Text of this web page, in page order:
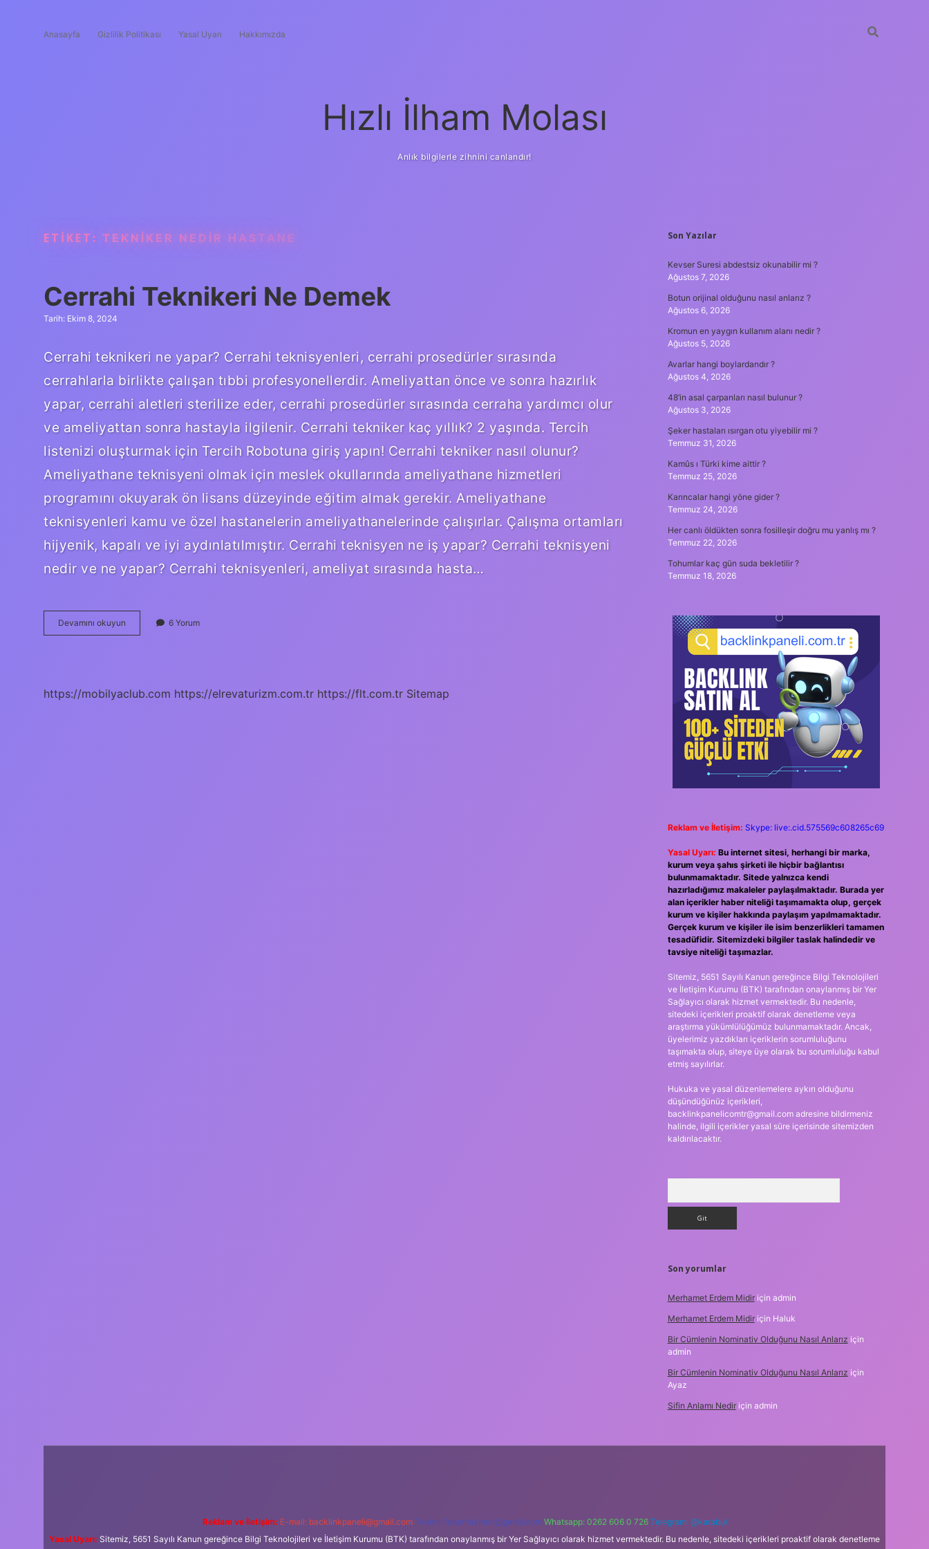
Anasayfa Gizlilik Politikası Yasal Uyarı Hakkımızda
Hızlı İlham Molası
Anlık bilgilerle zihnini canlandır!
ETIKET: TEKNIKER NEDIR HASTANE
Cerrahi Teknikeri Ne Demek
Tarih: Ekim 8, 2024
Cerrahi teknikeri ne yapar? Cerrahi teknisyenleri, cerrahi prosedürler sırasında
cerrahlarla birlikte çalışan tıbbi profesyonellerdir. Ameliyattan önce ve sonra hazırlık
yapar, cerrahi aletleri sterilize eder, cerrahi prosedürler sırasında cerraha yardımcı olur
ve ameliyattan sonra hastayla ilgilenir. Cerrahi tekniker kaç yıllık? 2 yaşında. Tercih
listenizi oluşturmak için Tercih Robotuna giriş yapın! Cerrahi tekniker nasıl olunur?
Ameliyathane teknisyeni olmak için meslek okullarında ameliyathane hizmetleri
programını okuyarak ön lisans düzeyinde eğitim almak gerekir. Ameliyathane
teknisyenleri kamu ve özel hastanelerin ameliyathanelerinde çalışırlar. Çalışma ortamları
hijyenik, kapalı ve iyi aydınlatılmıştır. Cerrahi teknisyen ne iş yapar? Cerrahi teknisyeni
nedir ve ne yapar? Cerrahi teknisyenleri, ameliyat sırasında hasta…
Devamını okuyun
Teknikeri
6 Yorum
https://mobilyaclub.com https://elrevaturizm.com.tr https://flt.com.tr Sitemap
SIDEBAR
Son Yazılar
Kevser Suresi abdestsiz okunabilir mi ?
Ağustos 7, 2026
Botun orijinal olduğunu nasıl anlarız ?
Ağustos 6, 2026
Kromun en yaygın kullanım alanı nedir ?
Ağustos 5, 2026
Avarlar hangi boylardandır ?
Ağustos 4, 2026
48’in asal çarpanları nasıl bulunur ?
Ağustos 3, 2026
Şeker hastaları ısırgan otu yiyebilir mi ?
Temmuz 31, 2026
Kamûs ı Türki kime aittir ?
Temmuz 25, 2026
Karıncalar hangi yöne gider ?
Temmuz 24, 2026
Her canlı öldükten sonra fosilleşir doğru mu yanlış mı ?
Temmuz 22, 2026
Tohumlar kaç gün suda bekletilir ?
Temmuz 18, 2026
Reklam ve İletişim: Skype: live:.cid.575569c608265c69
Yasal Uyarı: Bu internet sitesi, herhangi bir marka,
kurum veya şahıs şirketi ile hiçbir bağlantısı
bulunmamaktadır. Sitede yalnızca kendi
hazırladığımız makaleler paylaşılmaktadır. Burada yer
alan içerikler haber niteliği taşımamakta olup, gerçek
kurum ve kişiler hakkında paylaşım yapılmamaktadır.
Gerçek kurum ve kişiler ile isim benzerlikleri tamamen
tesadüfidir. Sitemizdeki bilgiler taslak halindedir ve
tavsiye niteliği taşımazlar.
Sitemiz, 5651 Sayılı Kanun gereğince Bilgi Teknolojileri
ve İletişim Kurumu (BTK) tarafından onaylanmış bir Yer
Sağlayıcı olarak hizmet vermektedir. Bu nedenle,
sitedeki içerikleri proaktif olarak denetleme veya
araştırma yükümlülüğümüz bulunmamaktadır. Ancak,
üyelerimiz yazdıkları içeriklerin sorumluluğunu
taşımakta olup, siteye üye olarak bu sorumluluğu kabul
etmiş sayılırlar.
Hukuka ve yasal düzenlemelere aykırı olduğunu
düşündüğünüz içerikleri,
backlinkpanelicomtr@gmail.comadresine bildirmeniz
halinde, ilgili içerikler yasal süre içerisinde sitemizden
kaldırılacaktır.
Son yorumlar
Merhamet Erdem Midiriçin admin
Merhamet Erdem Midiriçin Haluk
Bir Cümlenin Nominativ Olduğunu Nasıl Anlarız için
admin
Bir Cümlenin Nominativ Olduğunu Nasıl Anlarız için
Ayaz
Sifin Anlamı Nediriçin admin
Reklam ve İletişim: E-mail: backlinkpaneli@gmail.com Teams: forumhizmeti@gmail.com Whatsapp: 0262 606 0 726 Telegram: @karabul
Yasal Uyarı: Sitemiz, 5651 Sayılı Kanun gereğince Bilgi Teknolojileri ve İletişim Kurumu (BTK) tarafından onaylanmış bir Yer Sağlayıcı olarak hizmet vermektedir. Bu nedenle, sitedeki içerikleri proaktif olarak denetleme